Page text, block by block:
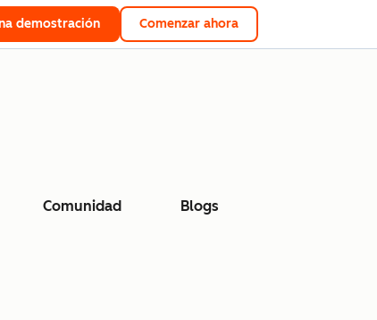
demostración Comenzar ahora
Comunidad Blogs